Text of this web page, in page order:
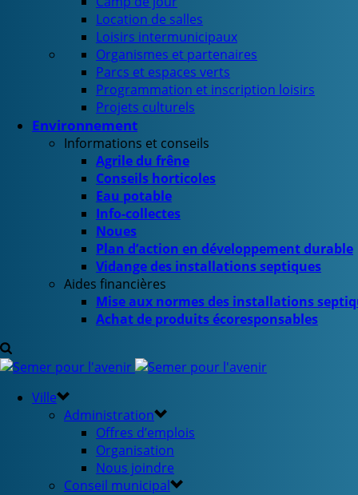
Location de salles
Loisirs intermunicipaux
Organismes et partenaires
Parcs et espaces verts
Programmation et inscription loisirs
Projets culturels
Environnement
Informations et conseils
Agrile du frêne
Conseils horticoles
Eau potable
Info-collectes
Noues
Plan d’action en développement durable
Vidange des installations septiques
Aides financières
Mise aux normes des installations
Achat de produits écoresponsables
Ville
Administration
Offres d’emplois
Organisation
Nous joindre
Conseil municipal